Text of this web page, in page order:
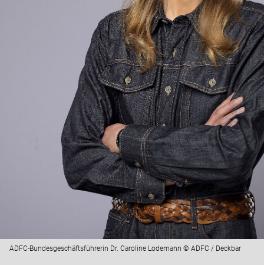
ADFC-Bundesgeschäftsführerin Dr. Caroline Lodemann © ADFC / Deckbar